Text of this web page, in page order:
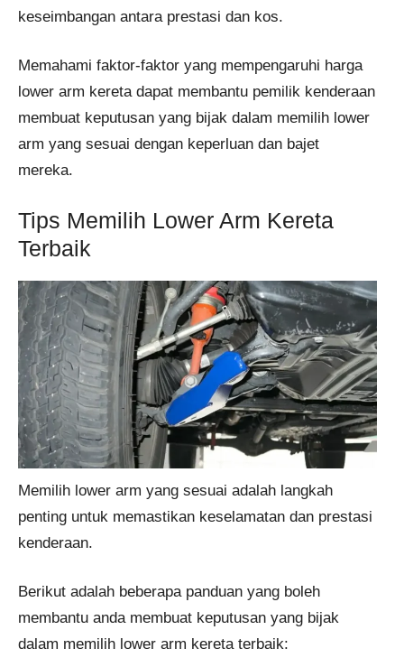
keseimbangan antara prestasi dan kos.
Memahami faktor-faktor yang mempengaruhi harga
lower arm kereta dapat membantu pemilik kenderaan
membuat keputusan yang bijak dalam memilih lower
arm yang sesuai dengan keperluan dan bajet
mereka.
Tips Memilih Lower Arm Kereta
Terbaik
Memilih lower arm yang sesuai adalah langkah
penting untuk memastikan keselamatan dan prestasi
kenderaan.
Berikut adalah beberapa panduan yang boleh
membantu anda membuat keputusan yang bijak
dalam memilih lower arm kereta terbaik: